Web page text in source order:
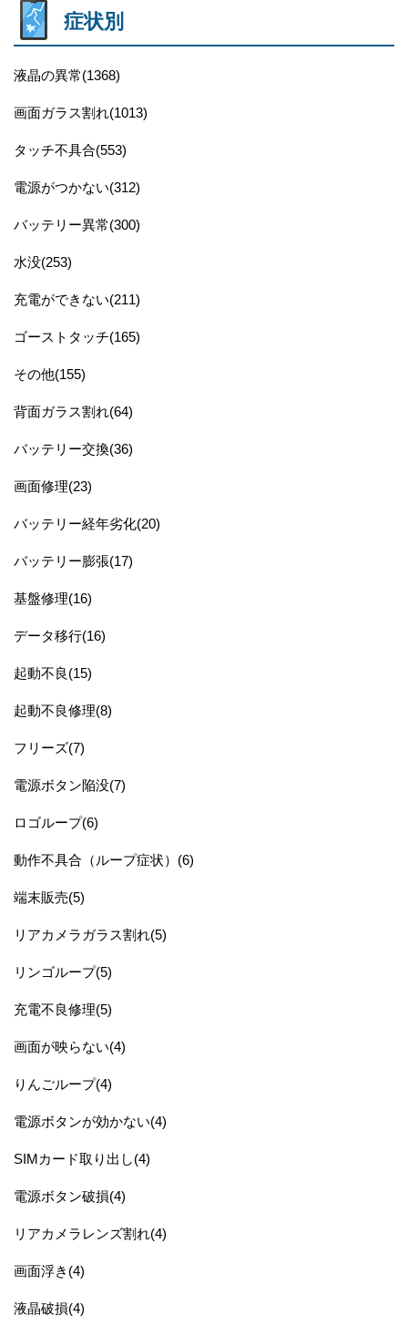
症状別
液晶の異常(1368)
画面ガラス割れ(1013)
タッチ不具合(553)
電源がつかない(312)
バッテリー異常(300)
水没(253)
充電ができない(211)
ゴーストタッチ(165)
その他(155)
背面ガラス割れ(64)
バッテリー交換(36)
画面修理(23)
バッテリー経年劣化(20)
バッテリー膨張(17)
基盤修理(16)
データ移行(16)
起動不良(15)
起動不良修理(8)
フリーズ(7)
電源ボタン陥没(7)
ロゴループ(6)
動作不具合（ループ症状）(6)
端末販売(5)
リアカメラガラス割れ(5)
リンゴループ(5)
充電不良修理(5)
画面が映らない(4)
りんごループ(4)
電源ボタンが効かない(4)
SIMカード取り出し(4)
電源ボタン破損(4)
リアカメラレンズ割れ(4)
画面浮き(4)
液晶破損(4)